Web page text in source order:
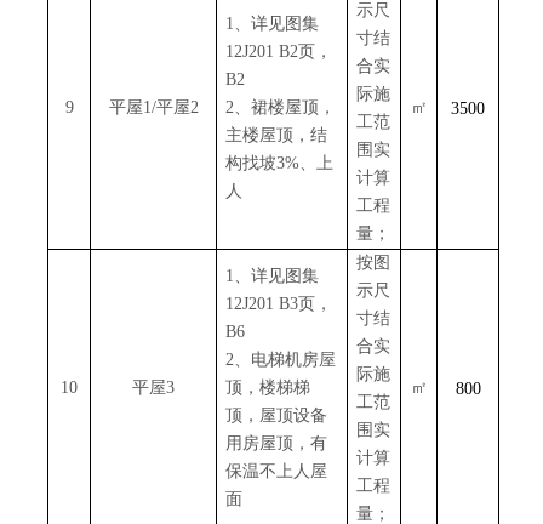
9 平屋1/平屋2
1、详见图集
12J201 B2页，
B2
2、裙楼屋顶，
主楼屋顶，结
构找坡3%、上
人
示尺
寸结
合实
际施
工范
围实
计算
工程
量；
㎡ 3500
10 平屋3
1、详见图集
12J201 B3页，
B6
2、电梯机房屋
顶，楼梯梯
顶，屋顶设备
用房屋顶，有
保温不上人屋
面
按图
示尺
寸结
合实
际施
工范
围实
计算
工程
量；
㎡ 800